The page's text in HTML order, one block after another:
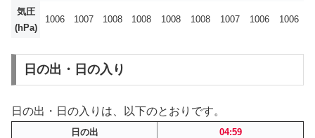
気圧
(hPa)
1006 1007 1008 1008 1008 1008 1007 1006 1006
日の出・日の入り
日の出・日の入りは、以下のとおりです。
日の出
04:59